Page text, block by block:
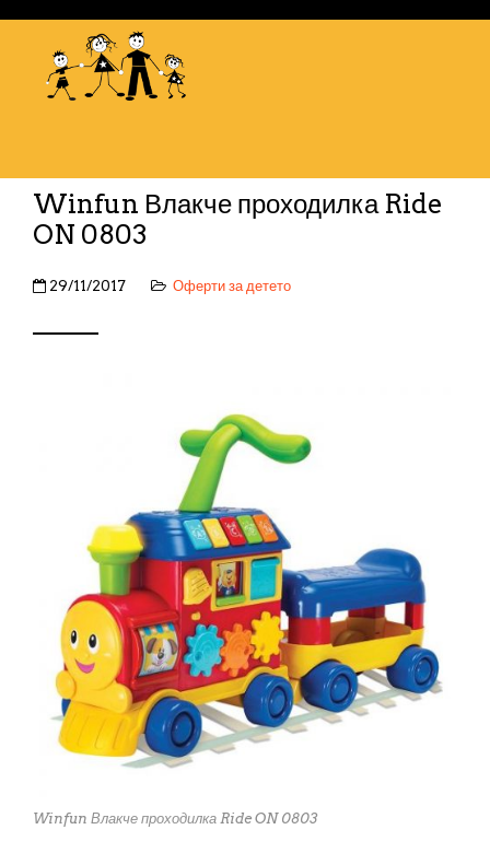
Winfun Влакче проходилка Ride
ON 0803
29/11/2017 Оферти за детето
Winfun Влакче проходилка Ride ON 0803